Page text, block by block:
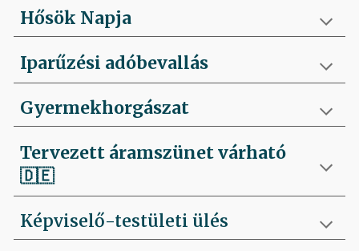
Hősök Napja
Iparűzési adóbevallás
Gyermekhorgászat
Tervezett áramszünet várható
🇩🇪
Képviselő-testületi ülés